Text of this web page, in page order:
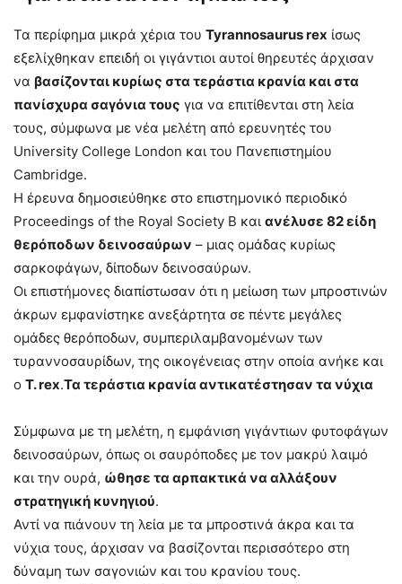
Τα περίφημα μικρά χέρια του Tyrannosaurus rex ίσως
εξελίχθηκαν επειδή οι γιγάντιοι αυτοί θηρευτές άρχισαν
να βασίζονται κυρίως στα τεράστια κρανία και στα
πανίσχυρα σαγόνια τους για να επιτίθενται στη λεία
τους, σύμφωνα με νέα μελέτη από ερευνητές του
University College London και του Πανεπιστημίου
Cambridge.
Η έρευνα δημοσιεύθηκε στο επιστημονικό περιοδικό
Proceedings of the Royal Society B και ανέλυσε 82 είδη
θερόποδων δεινοσαύρων – μιας ομάδας κυρίως
σαρκοφάγων, δίποδων δεινοσαύρων.
Οι επιστήμονες διαπίστωσαν ότι η μείωση των μπροστινών
άκρων εμφανίστηκε ανεξάρτητα σε πέντε μεγάλες
ομάδες θερόποδων, συμπεριλαμβανομένων των
τυραννοσαυρίδων, της οικογένειας στην οποία ανήκε και
ο T. rex.Τα τεράστια κρανία αντικατέστησαν τα νύχια
Σύμφωνα με τη μελέτη, η εμφάνιση γιγάντιων φυτοφάγων
δεινοσαύρων, όπως οι σαυρόποδες με τον μακρύ λαιμό
και την ουρά, ώθησε τα αρπακτικά να αλλάξουν
στρατηγική κυνηγιού.
Αντί να πιάνουν τη λεία με τα μπροστινά άκρα και τα
νύχια τους, άρχισαν να βασίζονται περισσότερο στη
δύναμη των σαγονιών και του κρανίου τους.